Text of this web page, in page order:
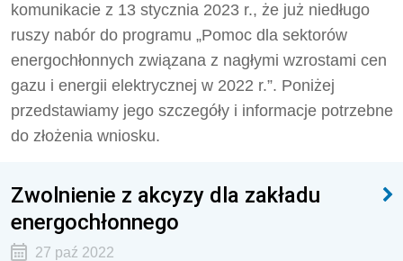
komunikacie z 13 stycznia 2023 r., że już niedługo
ruszy nabór do programu „Pomoc dla sektorów
energochłonnych związana z nagłymi wzrostami cen
gazu i energii elektrycznej w 2022 r.”. Poniżej
przedstawiamy jego szczegóły i informacje potrzebne
do złożenia wniosku.
Zwolnienie z akcyzy dla zakładu
energochłonnego
27 paź 2022